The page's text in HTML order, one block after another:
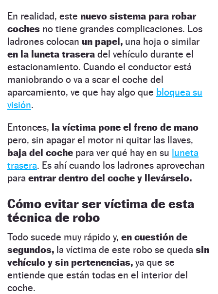
En realidad, este nuevo sistema para robar
coches no tiene grandes complicaciones. Los
ladrones colocan un papel, una hoja o similar
en la luneta trasera del vehículo durante el
estacionamiento. Cuando el conductor está
maniobrando o va a scar el coche del
aparcamiento, ve que hay algo que bloquea su
visión.
Entonces, la víctima pone el freno de mano
pero, sin apagar el motor ni quitar las llaves,
baja del coche para ver qué hay en su luneta
trasera. Es ahí cuando los ladrones aprovechan
para entrar dentro del coche y llevárselo.
Cómo evitar ser víctima de esta
técnica de robo
Todo sucede muy rápido y, en cuestión de
segundos, la víctima de este robo se queda sin
vehículo y sin pertenencias, ya que se
entiende que están todas en el interior del
coche.